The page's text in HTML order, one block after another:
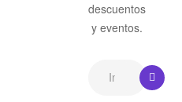
descuentos
y eventos.